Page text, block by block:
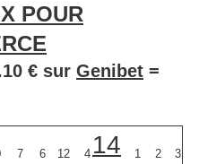
POUR
€ sur Genibet =
7 6 12 4 14 1 2
3